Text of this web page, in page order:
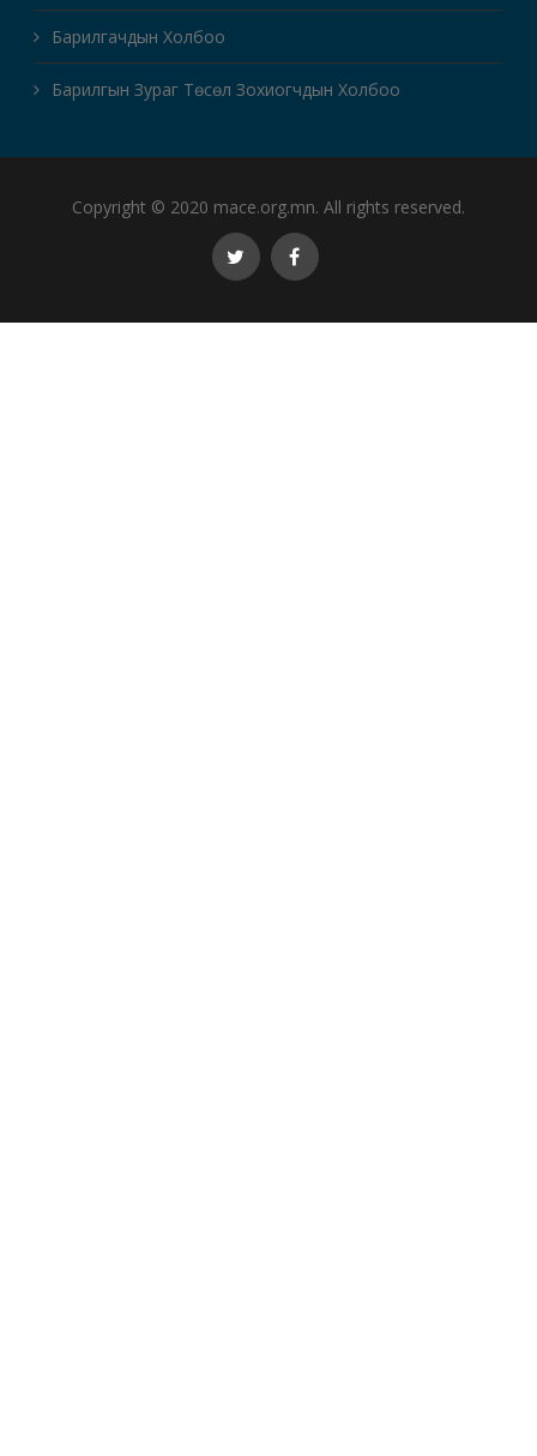
Барилгачдын Холбоо
Барилгын Зураг Төсөл Зохиогчдын Холбоо
Copyright © 2020 mace.org.mn. All rights reserved.